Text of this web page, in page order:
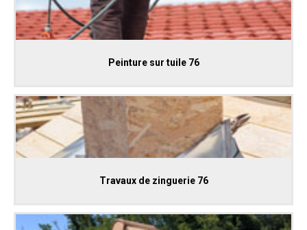
Peinture sur tuile 76
Travaux de zinguerie 76